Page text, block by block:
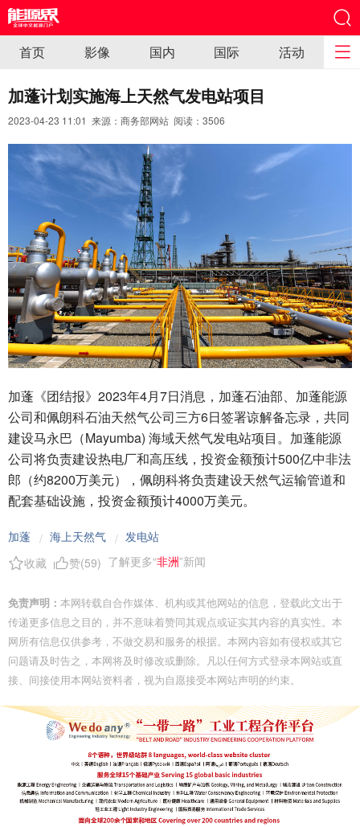
首页 影像 国内 国际 活动
加蓬计划实施海上天然气发电站项目
2023-04-23 11:01 来源：商务部网站 阅读： 3506
加蓬《团结报》2023年4月7日消息，加蓬石油部、加蓬能源
公司和佩朗科石油天然气公司三方6日签署谅解备忘录，共同
建设马永巴（Mayumba) 海域天然气发电站项目。加蓬能源
公司将负责建设热电厂和高压线，投资金额预计500亿中非法
郎（约8200万美元），佩朗科将负责建设天然气运输管道和
配套基础设施，投资金额预计4000万美元。
加蓬 / 海上天然气 / 发电站
收藏
赞(59) 了解更多“非洲”新闻
免责声明： 本网转载自合作媒体、机构或其他网站的信息，登载此文出于
传递更多信息之目的，并不意味着赞同其观点或证实其内容的真实性。本
网所有信息仅供参考，不做交易和服务的根据。本网内容如有侵权或其它
问题请及时告之，本网将及时修改或删除。凡以任何方式登录本网站或直
接、间接使用本网站资料者，视为自愿接受本网站声明的约束。